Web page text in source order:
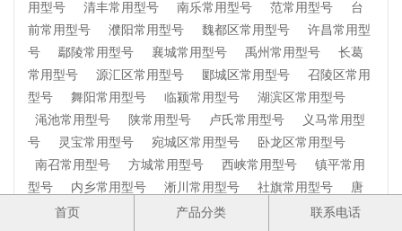
用型号
清丰常用型号 南乐常用型号 范常用型号
台
前常用型号
濮阳常用型号 魏都区常用型号
许昌常用型
号
鄢陵常用型号 襄城常用型号 禹州常用型号
长葛
常用型号
源汇区常用型号 郾城区常用型号
召陵区常用
型号
舞阳常用型号 临颍常用型号
湖滨区常用型号
渑池常用型号
陕常用型号 卢氏常用型号
义马常用型
号
灵宝常用型号 宛城区常用型号
卧龙区常用型号
南召常用型号
方城常用型号 西峡常用型号
镇平常用
型号
内乡常用型号 淅川常用型号 社旗常用型号
唐
河常用型号
新野常用型号 桐柏常用型号
邓州常用型
首页 产品分类 联系电话